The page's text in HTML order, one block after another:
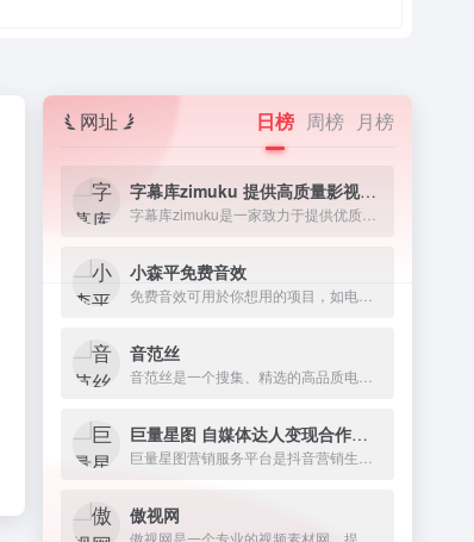
网址 日榜 周榜 月榜
字幕库zimuku 提供高质量影视字幕下载网站
小森平免费音效
音范丝
巨量星图 自媒体达人变现合作平台
傲视网